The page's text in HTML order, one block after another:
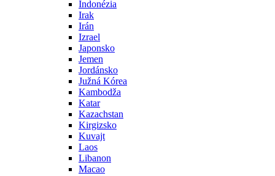
Indonézia
Irak
Irán
Izrael
Japonsko
Jemen
Jordánsko
Južná Kórea
Kambodža
Katar
Kazachstan
Kirgizsko
Kuvajt
Laos
Libanon
Macao